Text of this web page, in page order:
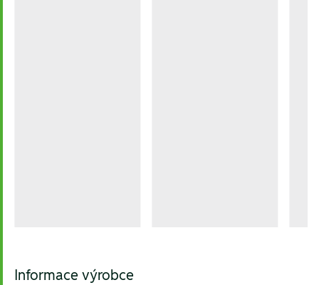
Informace výrobce